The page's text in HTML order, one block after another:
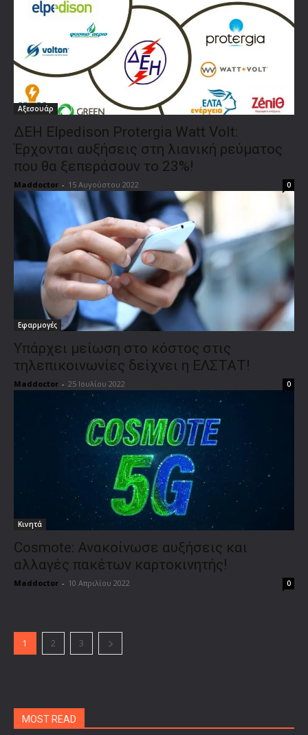
Αξεσουάρ
ΔΕΗ Elpedison Protergia Watt Volt:
Έρχονται αυξήσεις στη λιανική ρεύματος
που θα ξεπεράσουν το 23%!
Maddoctor - 15 Αυγούστου 2022 0
Εφαρμογές
Υπάρχει μείωση στο κόστος στις
τηλεπικοινωνίες δείχνει η ΕΛΣΤΑΤ!
Maddoctor - 25 Ιουλίου 2022 0
Κινητά
Cosmote: Ανακοίνωσε αυξήσεις και
αλλαγές πακέτων καρτοκινητής!
Maddoctor - 10 Απριλίου 2022 0
1 2 3
MOST READ